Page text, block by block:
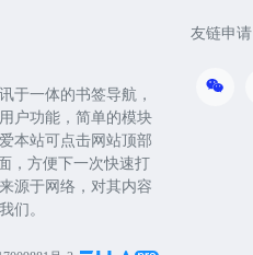
于一体的书签导航，
户功能，简单的模块
本站可点击网站顶部
，方便下一次快速打
源于网络，对其内容
们。
友链申请